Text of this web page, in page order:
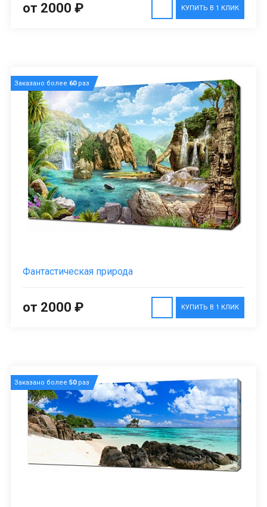
КУПИТЬ В 1 КЛИК
от 2000 ₽
Заказано более 60раз
Фантастическая природа
КУПИТЬ В 1 КЛИК
от 2000 ₽
Заказано более 50раз